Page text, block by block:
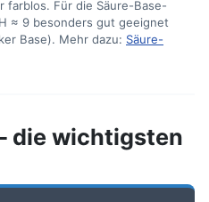
farblos. Für die Säure-Base-
≈ 9 besonders gut geeignet
Base). Mehr dazu: Säure-
die wichtigsten